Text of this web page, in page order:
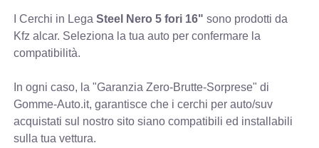
I Cerchi in LegaSteel Nero 5 fori 16" sono prodotti da
Kfz alcar. Seleziona la tua auto per confermare la
compatibilità.
In ogni caso, la "Garanzia Zero-Brutte-Sorprese" di
Gomme-Auto.it, garantisce che i cerchi per auto/suv
acquistati sul nostro sito siano compatibili ed installabili
sulla tua vettura.